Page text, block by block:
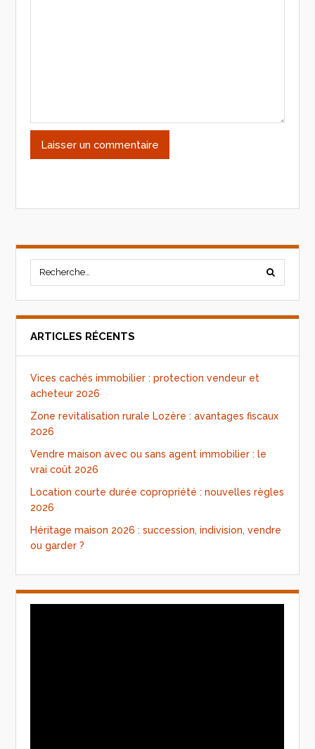
ARTICLES RÉCENTS
Vices cachés immobilier : protection vendeur et
acheteur 2026
Zone revitalisation rurale Lozère : avantages fiscaux
2026
Vendre maison avec ou sans agent immobilier : le
vrai coût 2026
Location courte durée copropriété : nouvelles règles
2026
Héritage maison 2026 : succession, indivision, vendre
ou garder ?